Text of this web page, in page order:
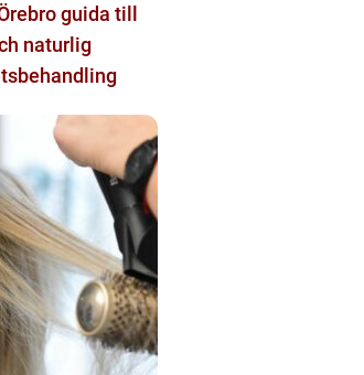
guida till
naturlig